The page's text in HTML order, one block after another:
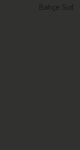
Bahçe Suit